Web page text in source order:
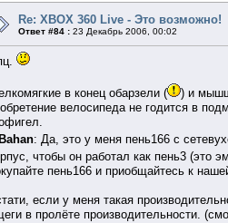
Re: XBOX 360 Live - Это возможно!
Ответ #84 : 23 Декабрь 2006, 00:02
в конец обарзели (
) и
велосипеда не годится в
Bahan: Да, это у меня пень166 с
чтобы он работал как пень3 (это
пень166 и приобщайтесь к
если у меня такая
в пролёте производительности.